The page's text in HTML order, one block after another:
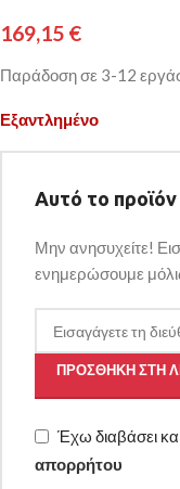
169,15 €
Παράδοση σε 3-12
Εξαντλημένο
Αυτό το προϊόν
Μην ανησυχείτε!
ενημερώσουμε
ΠΡΟΣΘΉΚΗ ΣΤΗ
Έχω διαβάσει
απορρήτου